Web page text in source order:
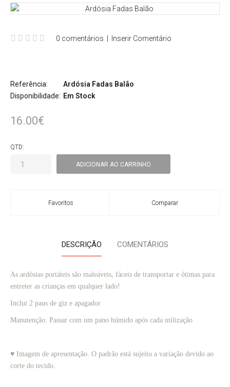
0 comentários Inserir Comentário
Referência:
Ardósia Fadas Balão
Disponibilidade: Em Stock
16.00€
QTD:
Favoritos Comparar
DESCRIÇÃO COMENTÁRIOS
As ardósias portáteis são maleáveis, fáceis de transportar e ótimas para
entreter as crianças em qualquer lado!
Inclui 2 paus de giz e apagador
Manutenção: Passar com um pano húmido após cada utilização
♥ Imagem de apresentação. O padrão está sujeito a variação devido ao
corte do tecido.